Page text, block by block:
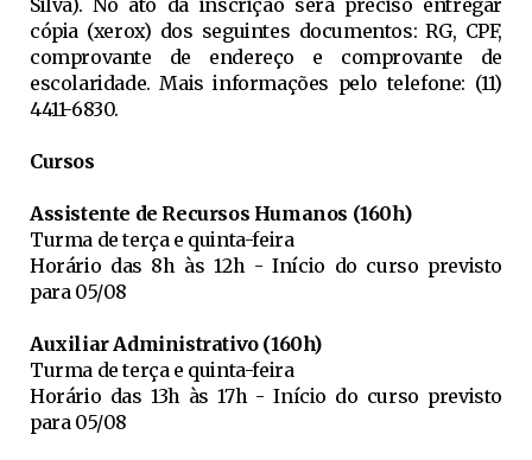
cópia (xerox) dos seguintes documentos: RG, CPF,
comprovante de endereço e comprovante de
escolaridade. Mais informações pelo telefone: (11)
4411-6830.
Cursos
Assistente de Recursos Humanos (160h)
Turma de terça e quinta-feira
Horário das 8h às 12h - Início do curso previsto
para 05/08
Auxiliar Administrativo (160h)
Turma de terça e quinta-feira
Horário das 13h às 17h - Início do curso previsto
para 05/08